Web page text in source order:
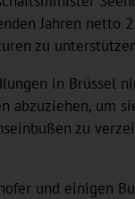
Jahren
zu
in
um
zu
und einigen